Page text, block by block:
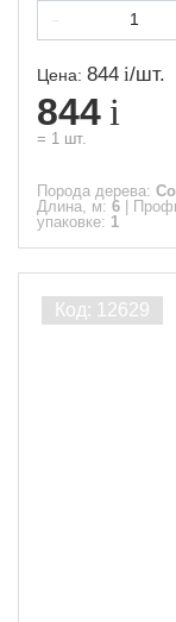
Цена: 844 /шт.
844
= 1 шт.
Порода дерева:
Длина, м: 6
упаковке: 1